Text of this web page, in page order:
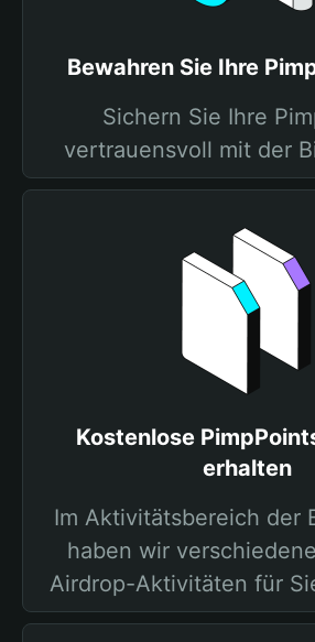
Bewahren Sie Ihre
Sichern Sie Ihre
vertrauensvoll mit der
Kostenlose
erhalten
Im Aktivitätsbereich der
haben wir
Airdrop-Aktivitäten für